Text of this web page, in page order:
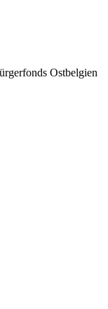
Ostbelgien